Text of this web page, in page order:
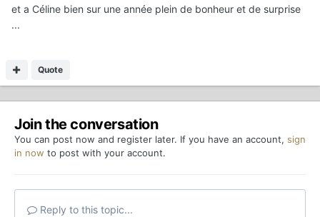
et a Céline bien sur une année plein de bonheur et de surprise
...
Quote
Join the conversation
You can post now and register later. If you have an account, sign
in now to post with your account.
Reply to this topic...